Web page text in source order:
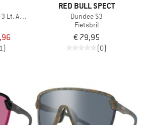
Lt. Amplifier (VLT 17-75%)
RED BULL SPECT
Dundee S3
Fietsbril
€ 79,95
(0)